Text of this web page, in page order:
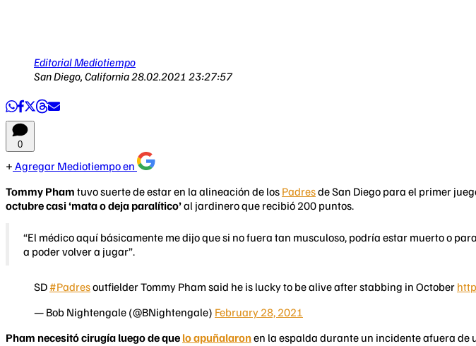
Editorial Mediotiempo
San Diego, California28.02.2021 23:27:57
0
Agregar Mediotiempo en
Tommy Pham tuvo suerte de estar en la alineación de los Padresde San Diego para el primer
octubre casi ‘mata o deja paralítico’al jardinero que recibió 200 puntos.
“El médico aquí básicamente me dijo que si no fuera tan musculoso, podría estar muerto o
a poder volver a jugar”.
SD #Padresoutfielder Tommy Pham said he is lucky to be alive after stabbing in October
— Bob Nightengale (@BNightengale) February 28, 2021
Pham necesitó cirugía luego de que lo apuñalaronen la espalda durante un incidente afuera de